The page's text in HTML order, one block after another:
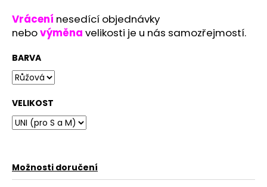
Vrácení nesedící objednávky
nebovýměna velikosti je u nás samozřejmostí.
BARVA
VELIKOST
Možnosti doručení
590
Kč